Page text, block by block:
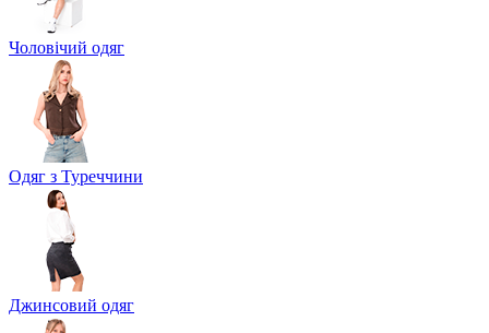
Чоловічий одяг
Одяг з Туреччини
Джинсовий одяг